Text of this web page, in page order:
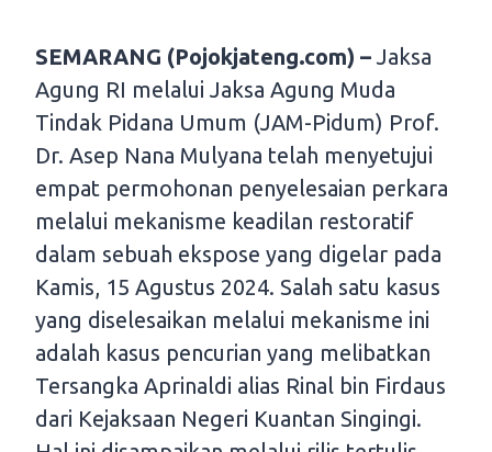
SEMARANG (Pojokjateng.com) – Jaksa
Agung RI melalui Jaksa Agung Muda
Tindak Pidana Umum (JAM-Pidum) Prof.
Dr. Asep Nana Mulyana telah menyetujui
empat permohonan penyelesaian perkara
melalui mekanisme keadilan restoratif
dalam sebuah ekspose yang digelar pada
Kamis, 15 Agustus 2024. Salah satu kasus
yang diselesaikan melalui mekanisme ini
adalah kasus pencurian yang melibatkan
Tersangka Aprinaldi alias Rinal bin Firdaus
dari Kejaksaan Negeri Kuantan Singingi.